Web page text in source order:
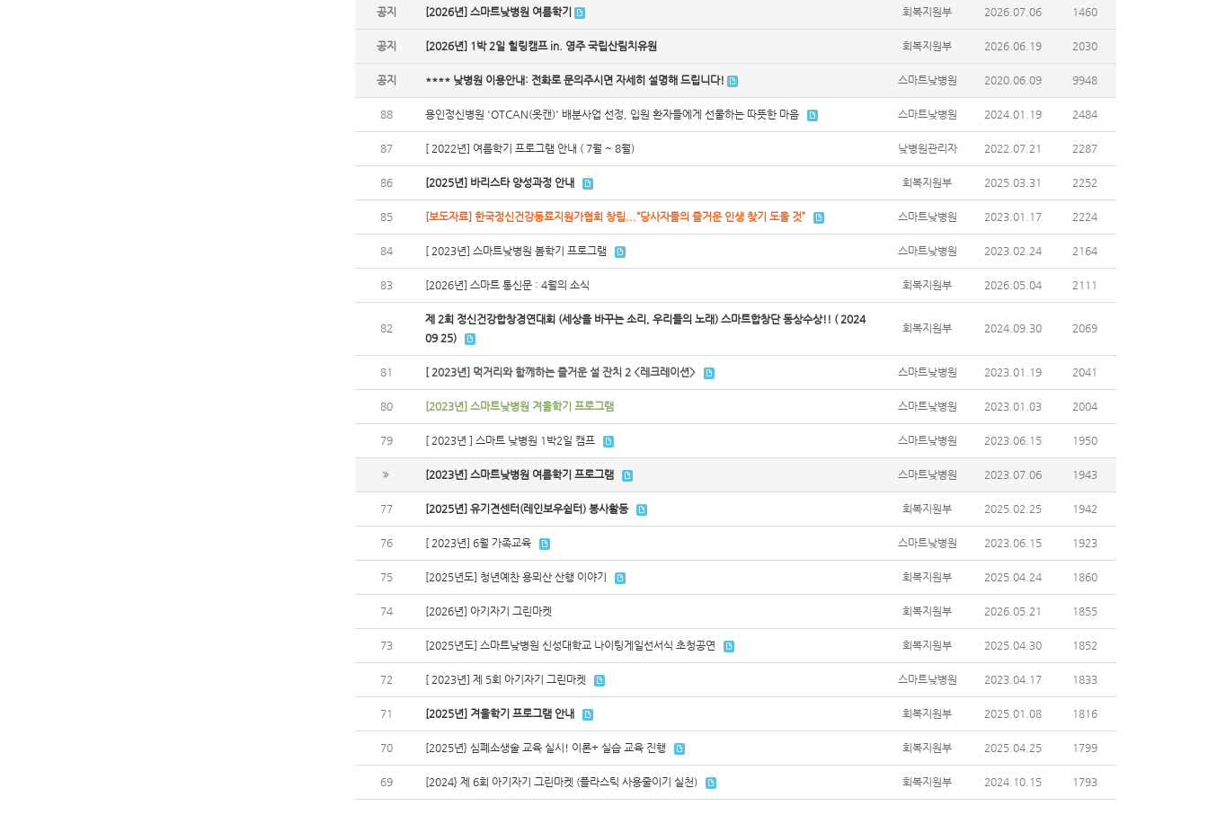
공지 [2026년] 스마트낮병원 여름학기 회복지원부 2026.07.06 1460
공지 [2026년] 1박 2일 힐링캠프 in. 영주 국립산림치유원 회복지원부 2026.06.19 2030
공지 **** 낮병원 이용안내: 전화로 문의주시면 자세히 설명해 드립니다! 스마트낮병원 2020.06.09 9948
88 용인정신병원 'OTCAN(옷캔)' 배분사업 선정, 입원 환자들에게 선물하는 따뜻한 마음 스마트낮병원 2024.01.19 2484
87 [ 2022년] 여름학기 프로그램 안내 ( 7월 ~ 8월) 낮병원관리자 2022.07.21 2287
86 [2025년] 바리스타 양성과정 안내 회복지원부 2025.03.31 2252
85 [보도자료] 한국정신건강동료지원가협회 창립...“당사자들의 즐거운 인생 찾기 도울 것” 스마트낮병원 2023.01.17 2224
84 [ 2023년] 스마트낮병원 봄학기 프로그램 스마트낮병원 2023.02.24 2164
83 [2026년] 스마트 통신문 : 4월의 소식 회복지원부 2026.05.04 2111
82
제 2회 정신건강합창경연대회 (세상을 바꾸는 소리, 우리들의 노래) 스마트합창단 동상수상!! ( 2024
09 25)
회복지원부 2024.09.30 2069
81 [ 2023년] 먹거리와 함께하는 즐거운 설 잔치 2 <레크레이션> 스마트낮병원 2023.01.19 2041
80 [2023년] 스마트낮병원 겨울학기 프로그램 스마트낮병원 2023.01.03 2004
79 [ 2023년 ] 스마트 낮병원 1박2일 캠프 스마트낮병원 2023.06.15 1950
[2023년] 스마트낮병원 여름학기 프로그램 스마트낮병원 2023.07.06 1943
77 [2025년] 유기견센터(레인보우쉼터) 봉사활동 회복지원부 2025.02.25 1942
76 [ 2023년] 6월 가족교육 스마트낮병원 2023.06.15 1923
75 [2025년도] 청년예찬 용뫼산 산행 이야기 회복지원부 2025.04.24 1860
74 [2026년] 아기자기 그린마켓 회복지원부 2026.05.21 1855
73 [2025년도] 스마트낮병원 신성대학교 나이팅게일선서식 초청공연 회복지원부 2025.04.30 1852
72 [ 2023년] 제 5회 아기자기 그린마켓 스마트낮병원 2023.04.17 1833
71 [2025년] 겨울학기 프로그램 안내 회복지원부 2025.01.08 1816
70 [2025년} 심폐소생술 교육 실시! 이론+ 실습 교육 진행 회복지원부 2025.04.25 1799
69 [2024} 제 6회 아기자기 그린마켓 (플라스틱 사용줄이기 실천) 회복지원부 2024.10.15 1793